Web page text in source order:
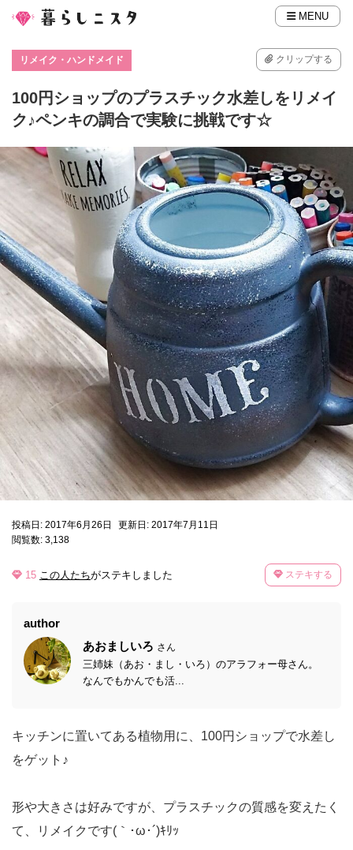
MENU
リメイク・ハンドメイド クリップする
100円ショップのプラスチック水差しをリメイ
ク♪ペンキの調合で実験に挑戦です☆
投稿日: 2017年6月26日
更新日: 2017年7月11日
閲覧数: 3,138
15 この人たちがステキしました ステキする
author
あおましいろ さん
三姉妹（あお・まし・いろ）のアラフォー母さん。
なんでもかんでも活...
キッチンに置いてある植物用に、100円ショップで水差し
をゲット♪
形や大きさは好みですが、プラスチックの質感を変えたく
て、リメイクです(｀･ω･´)ｷﾘｯ